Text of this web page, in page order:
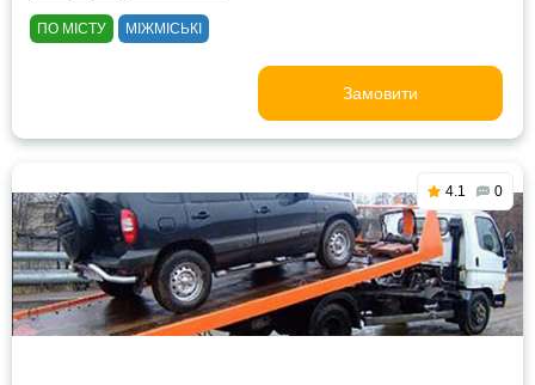
ПО МІСТУ МІЖМІСЬКІ
Замовити
4.1 0